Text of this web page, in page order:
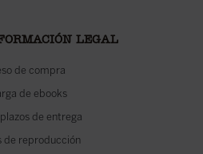
LEGAL
de compra
de ebooks
de entrega
de reproducción